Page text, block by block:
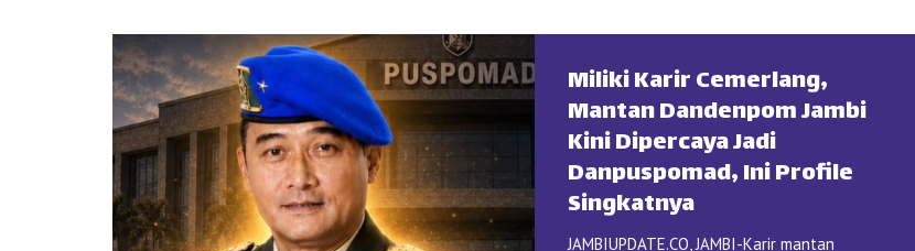
Miliki Karir Cemerlang,
Mantan Dandenpom Jambi
Kini Dipercaya Jadi
Danpuspomad, Ini Profile
Singkatnya
JAMBIUPDATE.CO, JAMBI-Karir mantan